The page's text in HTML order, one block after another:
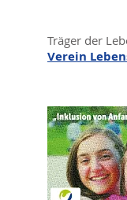
Träger der
Verein